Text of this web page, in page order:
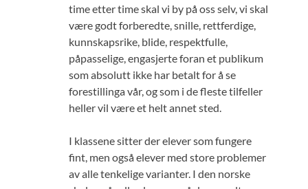
time etter time skal vi by på oss selv, vi skal
være godt forberedte, snille, rettferdige,
kunnskapsrike, blide, respektfulle,
påpasselige, engasjerte foran et publikum
som absolutt ikke har betalt for å se
forestillinga vår, og som i de fleste tilfeller
heller vil være et helt annet sted.
I klassene sitter der elever som fungere
fint, men også elever med store problemer
av alle tenkelige varianter. I den norske